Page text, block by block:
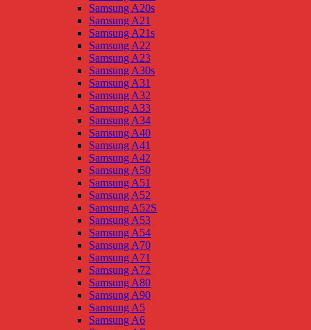
Samsung A20s
Samsung A21
Samsung A21s
Samsung A22
Samsung A23
Samsung A30s
Samsung A31
Samsung A32
Samsung A33
Samsung A34
Samsung A40
Samsung A41
Samsung A42
Samsung A50
Samsung A51
Samsung A52
Samsung A52S
Samsung A53
Samsung A54
Samsung A70
Samsung A71
Samsung A72
Samsung A80
Samsung A90
Samsung A5
Samsung A6